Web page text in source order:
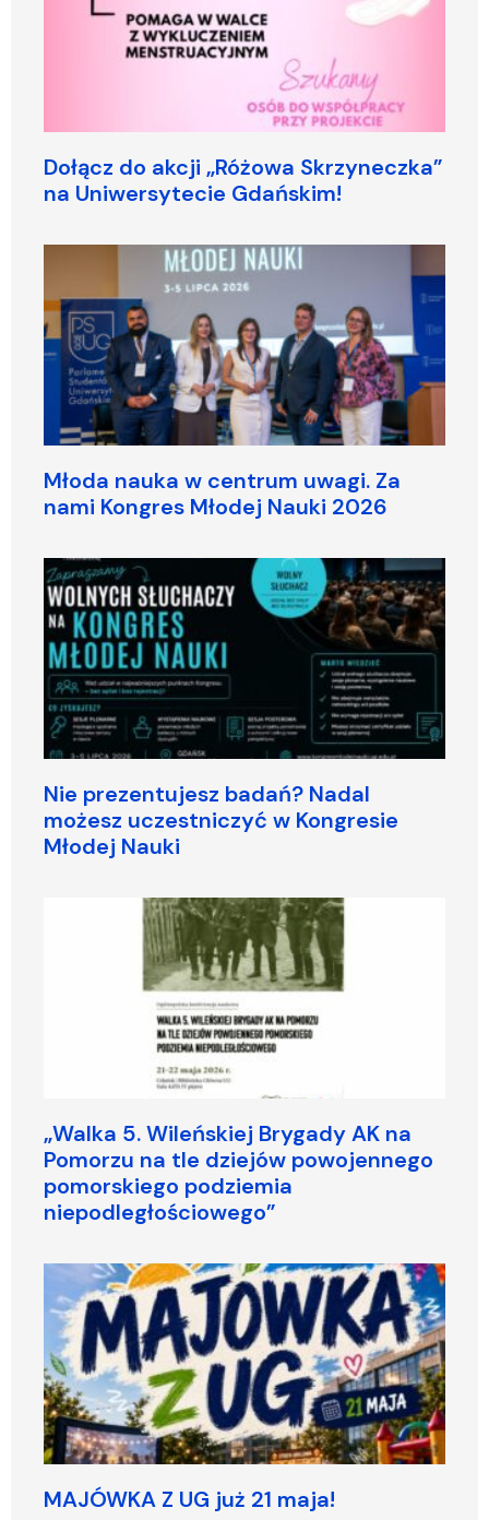
Dołącz do akcji „Różowa Skrzyneczka”
na Uniwersytecie Gdańskim!
Młoda nauka w centrum uwagi. Za
nami Kongres Młodej Nauki 2026
Nie prezentujesz badań? Nadal
możesz uczestniczyć w Kongresie
Młodej Nauki
„Walka 5. Wileńskiej Brygady AK na
Pomorzu na tle dziejów powojennego
pomorskiego podziemia
niepodległościowego”
MAJÓWKA Z UG już 21 maja!